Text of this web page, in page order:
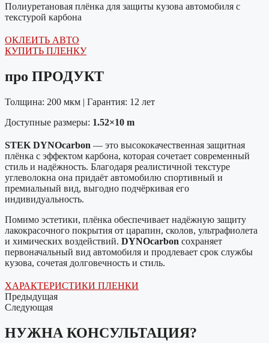
Полиуретановая плёнка для защиты кузова автомобиля с
текстурой карбона
ОКЛЕИТЬ АВТО
КУПИТЬ ПЛЕНКУ
про ПРОДУКТ
Толщина: 200 мкм | Гарантия: 12 лет
Доступные размеры: 1.52×10 m
STEK DYNOcarbon — это высококачественная защитная
плёнка с эффектом карбона, которая сочетает современный
стиль и надёжность. Благодаря реалистичной текстуре
углеволокна она придаёт автомобилю спортивный и
премиальный вид, выгодно подчёркивая его
индивидуальность.
Помимо эстетики, плёнка обеспечивает надёжную защиту
лакокрасочного покрытия от царапин, сколов, ультрафиолета
и химических воздействий. DYNOcarbon сохраняет
первоначальный вид автомобиля и продлевает срок службы
кузова, сочетая долговечность и стиль.
ХАРАКТЕРИСТИКИ ПЛЕНКИ
Предыдущая
Следующая
НУЖНА КОНСУЛЬТАЦИЯ?